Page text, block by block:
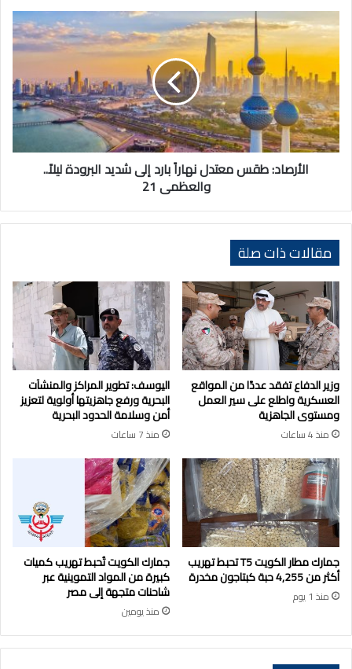
الأرصاد:
طقس
معتدل
نهاراً
بارد
إلى
شديد
البرودة
ليلاً..
والعظمىالأرصاد: طقس معتدل نهاراً بارد إلى شديد البرودة ليلاً..
والعظمى 21
مقالات ذات صلة
وزير الدفاع تفقد عددًا من المواقع
العسكرية واطلع على سير العمل
ومستوى الجاهزية
منذ 4 ساعات
اليوسف: تطوير المراكز والمنشآت
البحرية ورفع جاهزيتها أولوية لتعزيز
أمن وسلامة الحدود البحرية
منذ 7 ساعات
جمارك مطار الكويت T5 تحبط تهريب
أكثر من 4,255 حبة كبتاجون مخدرة
منذ 1 يوم
جمارك الكويت تُحبط تهريب كميات
كبيرة من المواد التموينية عبر
شاحنات متجهة إلى مصر
منذ يومين